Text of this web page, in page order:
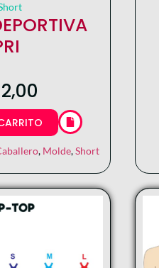
2,00
, Molde,Short